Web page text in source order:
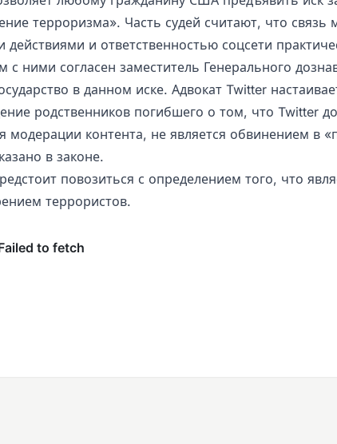
терроризма». Часть судей считают, что связь
действиями и ответственностью соцсети
с ними согласен заместитель Генерального
в данном иске. Адвокат Twitter
родственников погибшего о том, что Twitter
модерации контента, не является обвинением в
в законе.
повозиться с определением того, что
террористов.